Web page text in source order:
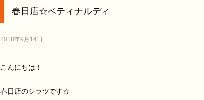
春日店☆ベティナルディ
2018年9月14日
こんにちは！
春日店のシラツです☆